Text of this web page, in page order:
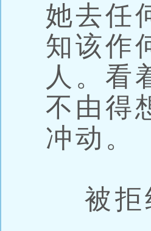
她去任
知该作
人。看
不由得
冲动。
被拒